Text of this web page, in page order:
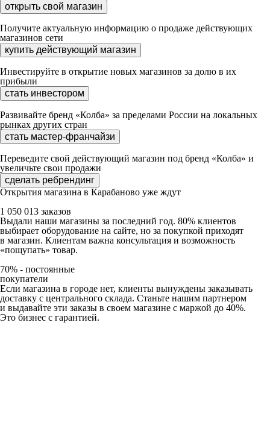
открыть свой магазин
Получите актуальную информацию о продаже действующих
магазинов сети
купить действующий магазин
Инвестируйте в открытие новых магазинов за долю в их
прибыли
стать инвестором
Развивайте бренд «Колба» за пределами России на локальных
рынках других стран
стать мастер-франчайзи
Переведите свой действующий магазин под бренд «Колба» и
увеличьте свои продажи
сделать ребрендинг
Открытия магазина в Карабаново уже ждут
1 050 013 заказов
Выдали наши магазины за последний год. 80% клиентов
выбирает оборудование на сайте, но за покупкой приходят
в магазин. Клиентам важна консультация и возможность
«пощупать» товар.
70% - постоянные
покупатели
Если магазина в городе нет, клиенты вынуждены заказывать
доставку с центрального склада. Станьте нашим партнером
и выдавайте эти заказы в своем магазине с маржой до 40%.
Это бизнес с гарантией.